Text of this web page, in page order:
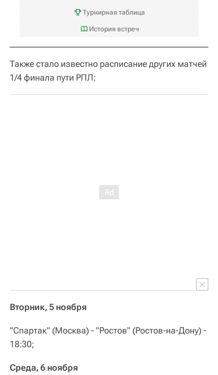
Турнирная таблица
История встреч
Также стало известно расписание других матчей
1/4 финала пути РПЛ:
Вторник, 5 ноября
"Спартак" (Москва) - "Ростов" (Ростов-на-Дону) -
18:30;
Среда, 6 ноября